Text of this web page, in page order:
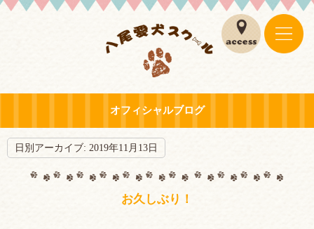
オフィシャルブログ
日別アーカイブ: 2019年11月13日
お久しぶり！